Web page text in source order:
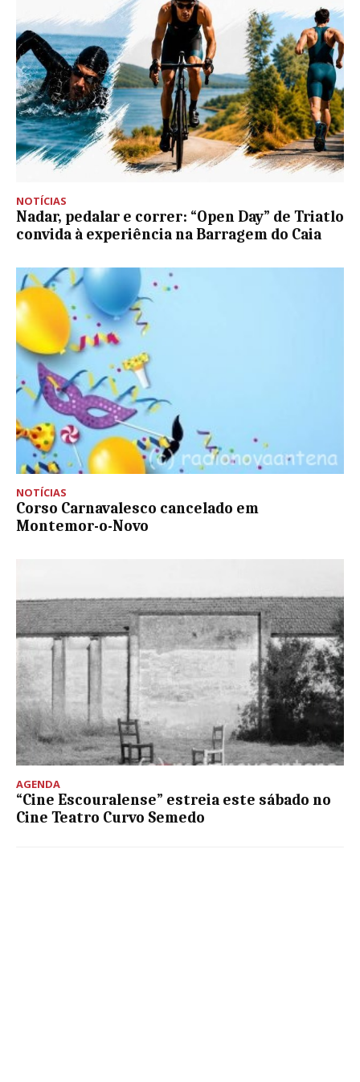
NOTÍCIAS
Nadar, pedalar e correr: “Open Day” de Triatlo
convida à experiência na Barragem do Caia
NOTÍCIAS
Corso Carnavalesco cancelado em
Montemor-o-Novo
AGENDA
“Cine Escouralense” estreia este sábado no
Cine Teatro Curvo Semedo